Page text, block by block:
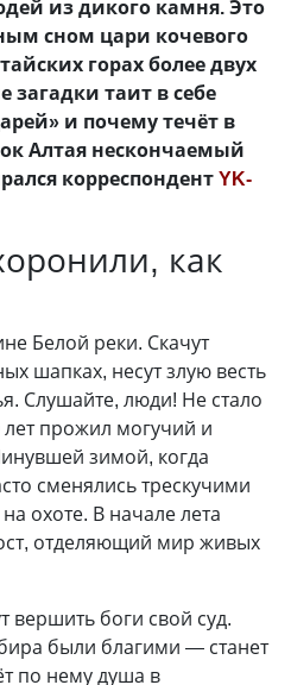
из дикого камня. Это
сном цари кочевого
горах более двух
загадки таит в себе
и почему течёт в
Алтая нескончаемый
корреспондентYK-
как
Белой реки. Скачут
шапках, несут злую весть
Слушайте, люди! Не стало
лет прожил могучий и
зимой, когда
сменялись трескучими
охоте. В начале лета
отделяющий мир живых
вершить боги свой суд.
были благими — станет
по нему душа в